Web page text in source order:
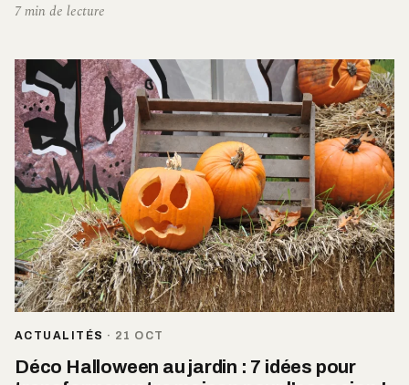
7 min de lecture
ACTUALITÉS · 21 OCT
Déco Halloween au jardin : 7 idées pour